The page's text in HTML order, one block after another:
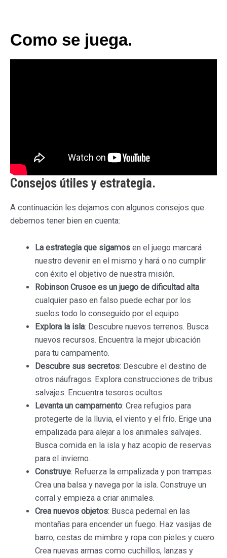
Como se juega.
Consejos útiles y estrategia.
A continuación les dejamos con algunos consejos que
debemos tener bien en cuenta:
La estrategia que sigamos en el juego marcará
nuestro devenir en el mismo y hará o no cumplir
con éxito el objetivo de nuestra misión.
Robinson Crusoe es un juego de dificultad alta
cualquier paso en falso puede echar por los
suelos todo lo conseguido por el equipo.
Explora la isla: Descubre nuevos terrenos. Busca
nuevos recursos. Encuentra la mejor ubicación
para tu campamento.
Descubre sus secretos: Descubre el destino de
otros náufragos. Explora construcciones de tribus
salvajes. Encuentra tesoros ocultos.
Levanta un campamento: Crea refugios para
protegerte de la lluvia, el viento y el frío. Erige una
empalizada para alejar a los animales salvajes.
Busca comida en la isla y haz acopio de reservas
para el invierno.
Construye: Refuerza la empalizada y pon trampas.
Crea una balsa y navega por la isla. Construye un
corral y empieza a criar animales.
Crea nuevos objetos: Busca pedernal en las
montañas para encender un fuego. Haz vasijas de
barro, cestas de mimbre y ropa con pieles y cuero.
Crea nuevas armas como cuchillos, lanzas y